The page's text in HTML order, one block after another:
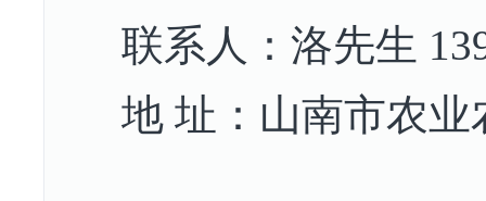
联系人： 洛先生
地 址 ： 山南市农业